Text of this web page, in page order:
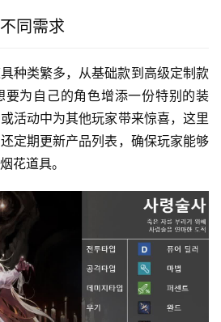
同需求
种类繁多，从基础款到高级定制款
要为自己的角色增添一份特别的装
活动中为其他玩家带来惊喜，这里
定期更新产品列表，确保玩家能够
花道具。